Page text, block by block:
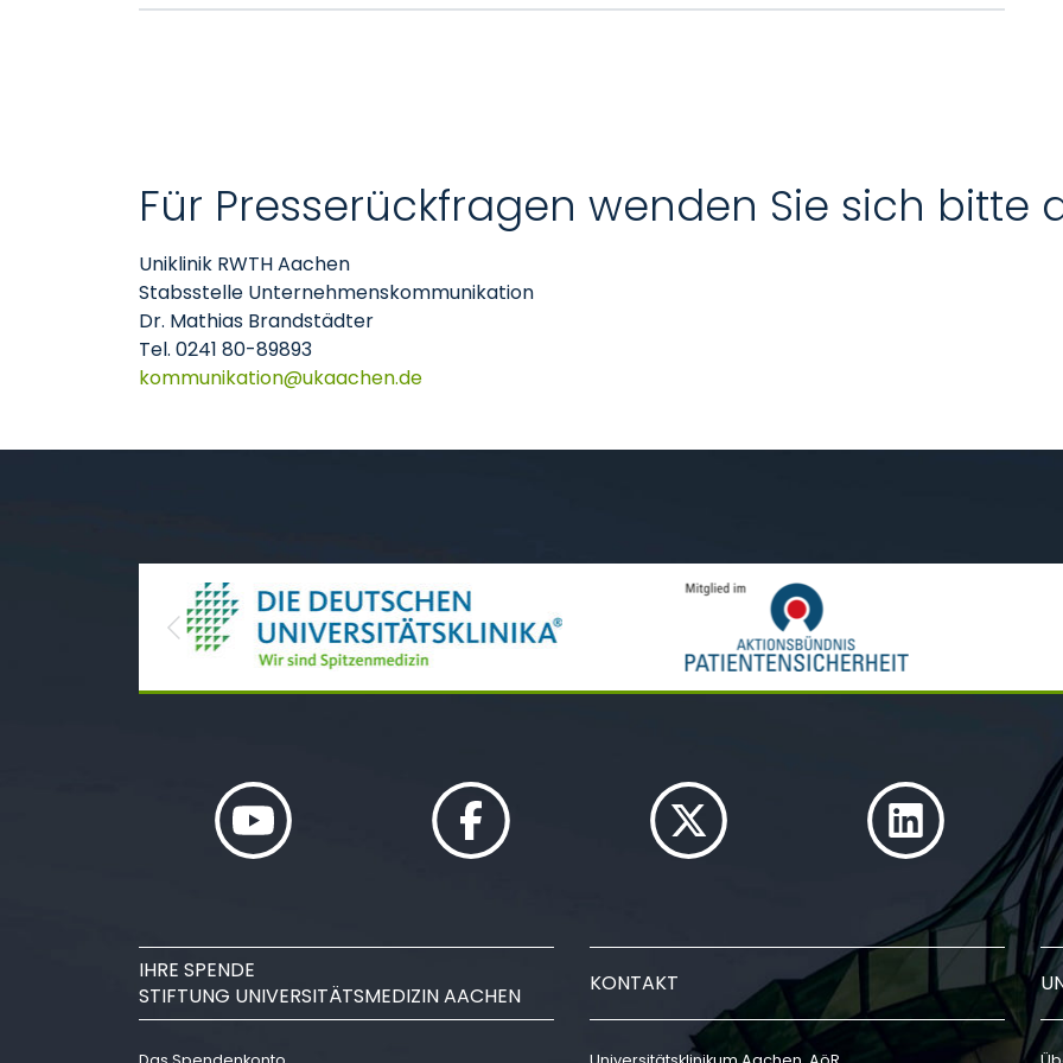
Für Presserückfragen wenden Sie sich bitte
Uniklinik RWTH Aachen
Stabsstelle Unternehmenskommunikation
Dr. Mathias Brandstädter
Tel. 0241 80-89893
kommunikation
ukaachende
Previous
IHRE SPENDE
STIFTUNG UNIVERSITÄTSMEDIZIN AACHEN
KONTAKT